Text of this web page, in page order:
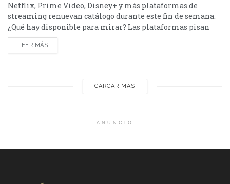
Netflix, Prime Video, Disney+ y más plataformas de
streaming renuevan catálogo durante este fin de semana.
¿Qué hay disponible para mirar? Las plataformas pisan
fuerte con una batería de lanzamientos que combinan
producciones locales y adaptaciones ambiciosas. De Netflix
LEER MÁS
CARGAR MÁS
ANUNCIO